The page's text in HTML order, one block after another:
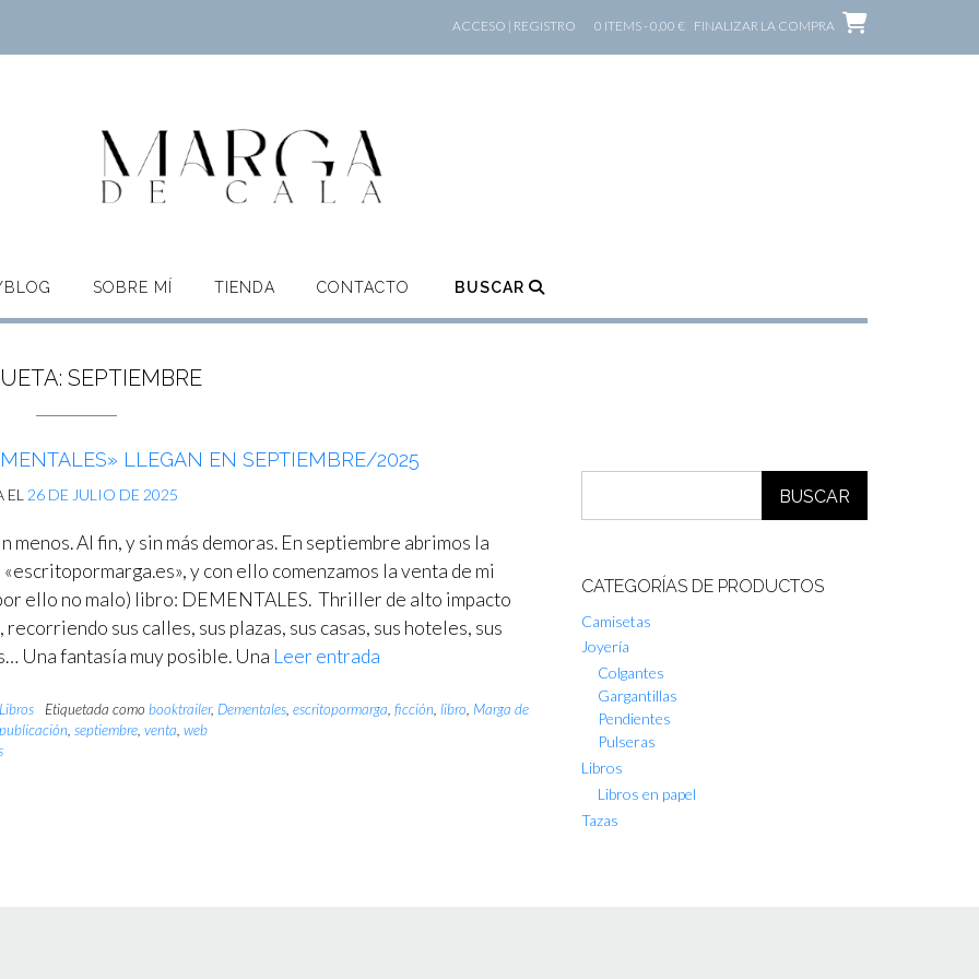
ACCESO | REGISTRO 0 ITEMS - 0,00 € FINALIZAR LA COMPRA
BLOG SOBRE MÍ TIENDA CONTACTO BUSCAR
SEPTIEMBRE
LLEGAN EN SEPTIEMBRE/2025
26 DE JULIO DE 2025
menos. Al fin, y sin más demoras. En septiembre abrimos la
y con ello comenzamos la venta de mi
ello no malo) libro: DEMENTALES. Thriller de alto impacto
recorriendo sus calles, sus plazas, sus casas, sus hoteles, sus
Una fantasía muy posible. Una Leer entrada
Libros Etiquetada comobooktrailer, Dementales,escritopormarga,ficción,libro, Marga de
publicación,septiembre,venta,web
BUSCAR
CATEGORÍAS DE PRODUCTOS
Camisetas
Joyería
Colgantes
Gargantillas
Pendientes
Pulseras
Libros
Libros en papel
Tazas